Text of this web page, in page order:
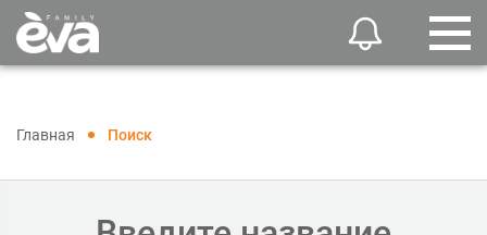
Главная Поиск